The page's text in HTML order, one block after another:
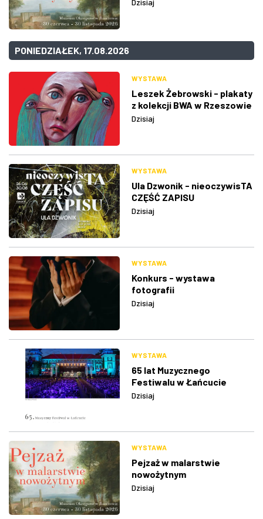
Dzisiaj
PONIEDZIAŁEK, 17.08.2026
WYSTAWA
Leszek Żebrowski - plakaty
z kolekcji BWA w Rzeszowie
Dzisiaj
WYSTAWA
Ula Dzwonik - nieoczywisTA
CZĘŚĆ ZAPISU
Dzisiaj
WYSTAWA
Konkurs - wystawa
fotografii
Dzisiaj
WYSTAWA
65 lat Muzycznego
Festiwalu w Łańcucie
Dzisiaj
WYSTAWA
Pejzaż w malarstwie
nowożytnym
Dzisiaj